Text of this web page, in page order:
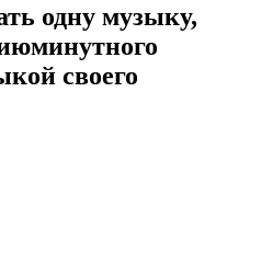
одну музыку,
своего